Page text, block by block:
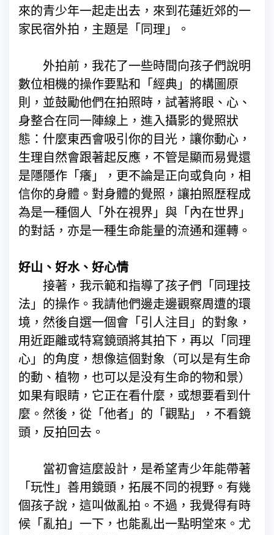
來的青少年一起走出去，來到花蓮近郊的一
家民宿外拍，主題是「同理」。
外拍前，我花了一些時間向孩子們說明
數位相機的操作要點和「經典」的構圖原
則，並鼓勵他們在拍照時，試著將眼、心、
身整合在同一陣線上，進入攝影的覺照狀
態：什麼東西會吸引你的目光，讓你動心，
生理自然會跟著起反應，不管是顯而易覺還
是隱隱作「癢」，更不論是正向或負向，相
信你的身體。對身體的覺照，讓拍照歴程成
為是一種個人「外在視界」與「內在世界」
的對話，亦是一種生命能量的流通和運轉。
好山、好水、好心情
接著，我示範和指導了孩子們「同理技
法」的操作。我請他們邊走邊觀察周遭的環
境，然後自選一個會「引人注目」的對象，
用近距離或特寫鏡頭將其拍下，再以「同理
心」的角度，想像這個對象（可以是有生命
的動、植物，也可以是没有生命的物和景）
如果有眼睛，它正在看什麼，或想要看到什
麼。然後，從「他者」的「觀點」，不看鏡
頭，反拍回去。
當初會這麼設計，是希望青少年能帶著
「玩性」善用鏡頭，拓展不同的視野。有幾
個孩子說，這叫做亂拍。不過，我覺得有時
候「亂拍」一下，也能亂出一點明堂來。尤